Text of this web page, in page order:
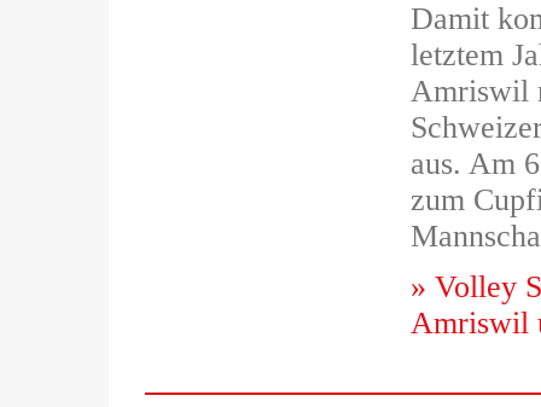
Damit
letztem
Amriswil
aus. Am
zum
» Volley
Amriswil